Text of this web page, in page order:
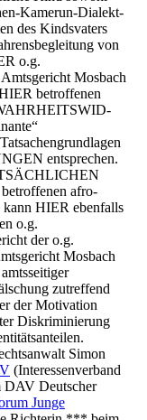
Kamerun-Dialekt-
des Kindsvaters
von
o.g.
Mosbach
betroffenen
entsprechen.
afro-
HIER ebenfalls
o.g.
der o.g.
Mosbach
zutreffend
der Motivation
Diskriminierung
Simon
(Interessenverband
DAV Deutscher
Junge